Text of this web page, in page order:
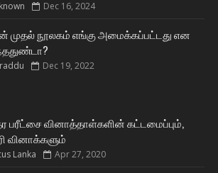
Dec 16, 2024
முதல் நூலகம் எங்கு அமைக்கப்பட்டது என
Dec 19, 2022
பரீட்சை வினாத்தாள்களின் கட்டமைப்பும்,
வினாக்களும்
Lanka Apr 27, 2020